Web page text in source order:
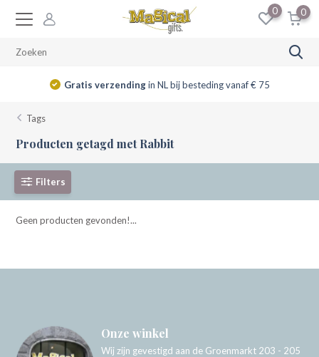
0 0
Gratis verzendingin NL bij besteding vanaf € 75
Tags
Producten getagd met Rabbit
Filters
Geen producten gevonden!...
Onze winkel
Wij zijn gevestigd aan de Groenmarkt 203 - 205